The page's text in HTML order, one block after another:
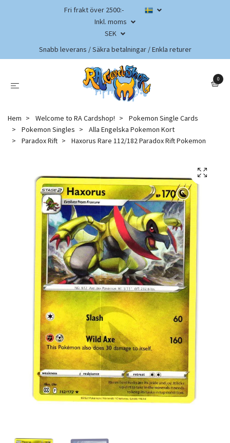
Fri frakt över 2500:-
Inkl. moms
SEK
Snabb leverans / Säkra betalningar / Enkla returer
0
Hem Welcome to RA Cardshop!
Pokemon Single Cards
Pokemon Singles
Alla Engelska Pokemon Kort
Paradox Rift
Haxorus Rare 112/182 Paradox Rift Pokemon